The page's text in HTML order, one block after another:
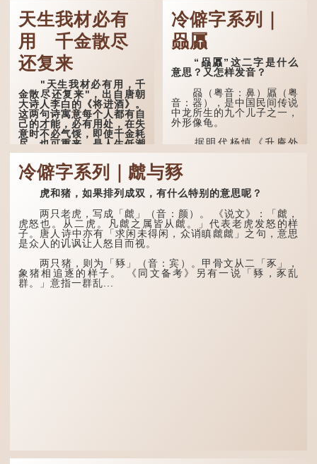
天生我材必有
用 千金散尽
还复来
"天生我材必有用，千
金散尽还复来"，出自唐朝
大诗人李白的《将进酒》。
这两句诗寓意每个人都有自
己的才能，必有用处，在失
意时不必气馁，即使千金耗
尽，也可重来，是人生低潮
时激励向上的名句。
原诗写道："人生得意
须尽欢，莫使金樽空对月。
天生我材必有用，千金散尽
会须一饮三百杯。" 意思是
说：上天给了我才能，必然
有用到的地方；即使千金散
去，也终会重新得到。
李白作此诗时，大约是
天宝十一年。当时他已被唐
玄宗赐金放还约八年，这期
冷僻字系列｜
赑屭
“赑屭”这二字是什么
意思？又怎样发音？
赑（粤音：鼻）屭（粤
音：器），是中国民间传说
中龙所生的九个儿子之一，
外形像龟。
据明代杨慎《升庵外
集》记载，龙生九子的次序
排列为：赑屭、螭吻、蒲
牢、狴犴、饕餮、蚣蝮、睚
眦、狻猊、椒图（此为其中
一种说法）。
龙九子外形与能力各有
不同，其中，赑屭原形像
龟，因为能负重，多作为碑
座，有“碑下...
冷僻字系列｜虤与豩
虎和猪，如果排列成双，有什么特别的意思呢？
两只老虎，写成「虤」（音：颜）。 《说文》：「虤，
虎怒也。从二虎。凡虤之属皆从虤。」代表老虎发怒的样
子。唐人诗中亦有「求闲未得闲，众诮瞋虤虤」之句，意思
是众人的讥讽让人怒目而视。
两只猪，则为「豩」（音：宾）。甲骨文从二「豕」，
象猪相追逐的样子。 《同文备考》另有一说「豩，豕乱
群。」意指一群乱...